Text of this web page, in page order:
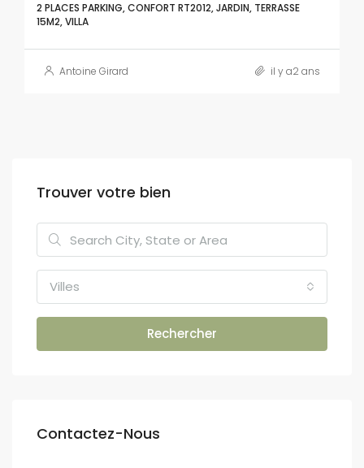
2 PLACES PARKING, CONFORT RT2012, JARDIN, TERRASSE
15M2, VILLA
Antoine Girard il y a2 ans
Trouver votre bien
Villes
Rechercher
Contactez-Nous